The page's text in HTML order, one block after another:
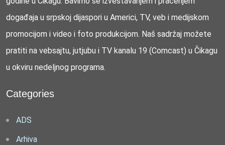
događaja u srpskoj dijaspori u Americi, TV, veb i medijskom
promocijom i video i foto produkcijom. Naš sadržaj možete
pratiti na vebsajtu, jutjubu i TV kanalu 19 (Comcast) u Čikagu
u okviru nedeljnog programa.
Categories
ADS
Arhiva